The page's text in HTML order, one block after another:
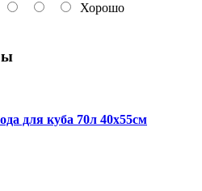
Хорошо
для куба 70л 40х55см